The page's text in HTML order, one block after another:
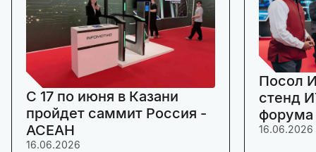
C 17 по июня в Казани
пройдет саммит Россия -
АСЕАН
16.06.2026
Посол
стенд
16.06.2026